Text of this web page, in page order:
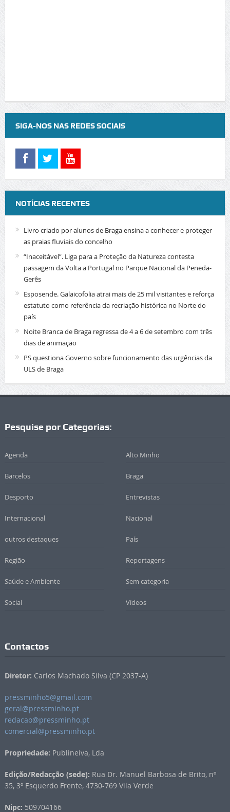
SIGA-NOS NAS REDES SOCIAIS
NOTÍCIAS RECENTES
Livro criado por alunos de Braga ensina a conhecer e proteger
as praias fluviais do concelho
“Inaceitável”. Liga para a Proteção da Natureza contesta
passagem da Volta a Portugal no Parque Nacional da Peneda-
Gerês
Esposende. Galaicofolia atrai mais de 25 mil visitantes e reforça
estatuto como referência da recriação histórica no Norte do
país
Noite Branca de Braga regressa de 4 a 6 de setembro com três
dias de animação
PS questiona Governo sobre funcionamento das urgências da
ULS de Braga
Pesquise por Categorias:
Agenda Alto Minho
Barcelos Braga
Desporto Entrevistas
Internacional Nacional
outros destaques País
Região Reportagens
Saúde e Ambiente Sem categoria
Social Vídeos
Contactos
Diretor: Carlos Machado Silva (CP 2037-A)
pressminho5@gmail.com
geral@pressminho.pt
redacao@pressminho.pt
comercial@pressminho.pt
Propriedade: Publineiva, Lda
Edição/Redacção (sede): Rua Dr. Manuel Barbosa de Brito, nº
35, 3º Esquerdo Frente, 4730-769 Vila Verde
Nipc: 509704166